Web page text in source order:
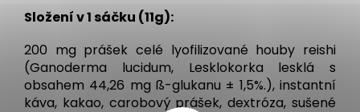
Složení v 1 sáčku (11g):
200 mg prášek celé lyofilizované houby reishi
(Ganoderma lucidum, Lesklokorka lesklá s
obsahem 44,26 mg ß-glukanu ± 1,5%.), instantní
káva, kakao, carobový prášek, dextróza, sušené